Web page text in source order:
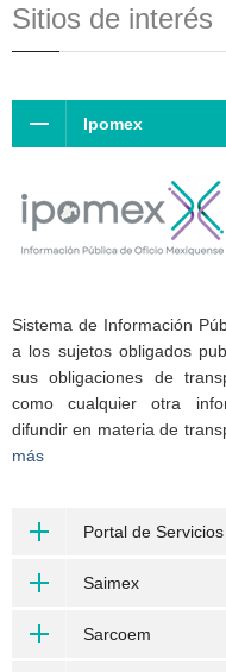
Sitios de interés
Ipomex
Sistema de Información
a los sujetos obligados
sus obligaciones de
como cualquier otra
difundir en materia de
más
Portal de
Saimex
Sarcoem